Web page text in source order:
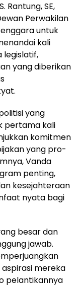
Rantung, SE,
Perwakilan
untuk
kali
legislatif,
yang diberikan
yang
pertama kali
komitmen
yang pro-
Vanda
penting,
kesejahteraan
nyata bagi
besar dan
jawab.
mereka
pelantikannya